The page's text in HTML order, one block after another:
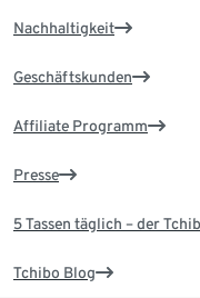
Nachhaltigkeit
Geschäftskunden
Affiliate Programm
Presse
5 Tassen täglich – der
Tchibo Blog